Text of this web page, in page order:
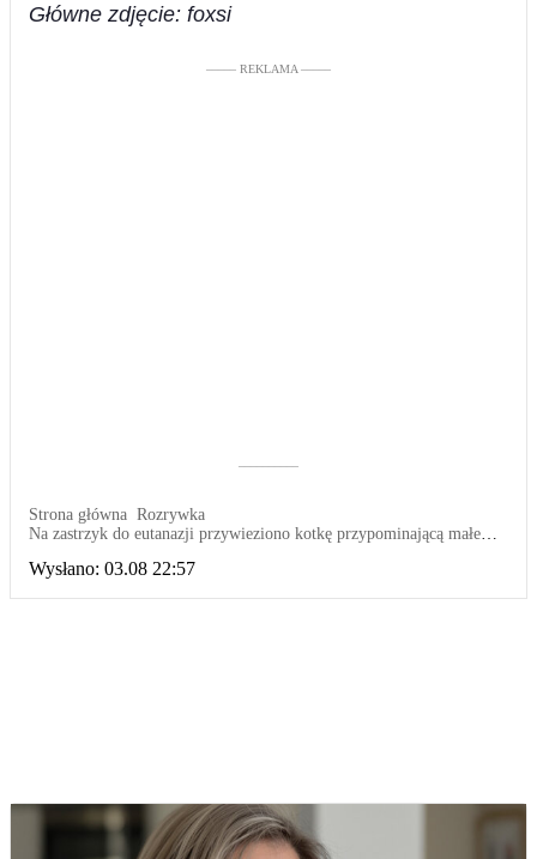
Główne zdjęcie: foxsi
––––– REKLAMA –––––
––––––––––
Strona główna Rozrywka
Na zastrzyk do eutanazji przywieziono kotkę przypominającą małego
Wysłano: 03.08 22:57